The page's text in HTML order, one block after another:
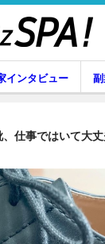
専門
インタビュー
仕事ではいて大